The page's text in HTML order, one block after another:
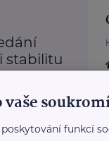
stabilitu
funkcí